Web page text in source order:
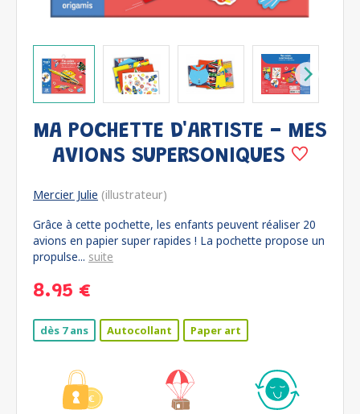
MA POCHETTE D'ARTISTE - MES
AVIONS SUPERSONIQUES
Mercier Julie (illustrateur)
Grâce à cette pochette, les enfants peuvent réaliser 20
avions en papier super rapides ! La pochette propose un
propulse... suite
8.95 €
dès 7 ans Autocollant Paper art